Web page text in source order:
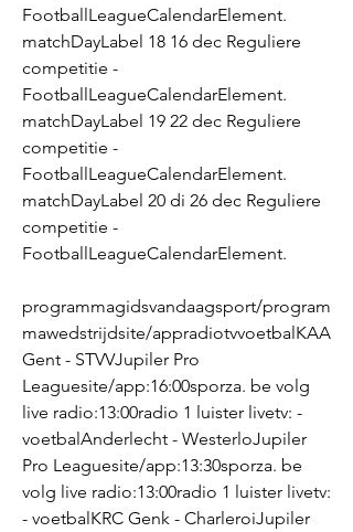
FootballLeagueCalendarElement.
matchDayLabel 18 16 dec Reguliere
competitie -
FootballLeagueCalendarElement.
matchDayLabel 19 22 dec Reguliere
competitie -
FootballLeagueCalendarElement.
matchDayLabel 20 di 26 dec Reguliere
competitie -
FootballLeagueCalendarElement.
programmagidsvandaagsport/program
mawedstrijdsite/appradiotvvoetbalKAA
Gent - STVVJupiler Pro
Leaguesite/app:16:00sporza. be volg
live radio:13:00radio 1 luister livetv: -
voetbalAnderlecht - WesterloJupiler
Pro Leaguesite/app:13:30sporza. be
volg live radio:13:00radio 1 luister livetv:
- voetbalKRC Genk - CharleroiJupiler